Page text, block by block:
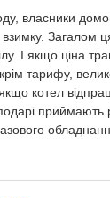
власники
взимку. Загалом
І якщо ціна
тарифу,
котел